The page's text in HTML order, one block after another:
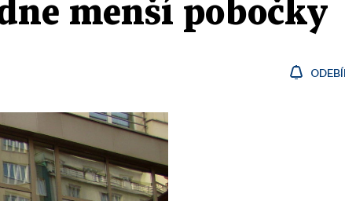
menší pobočky